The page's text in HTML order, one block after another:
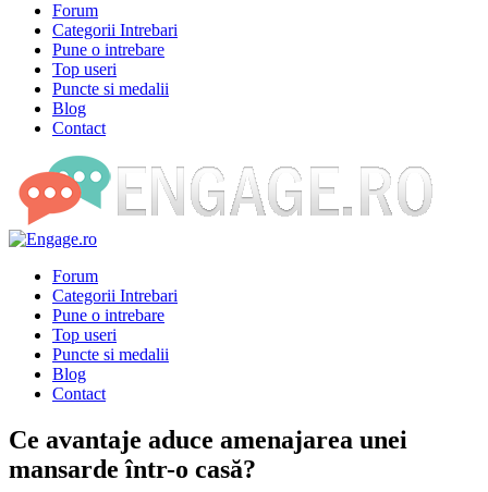
Forum
Categorii Intrebari
Pune o intrebare
Top useri
Puncte si medalii
Blog
Contact
Forum
Categorii Intrebari
Pune o intrebare
Top useri
Puncte si medalii
Blog
Contact
Ce avantaje aduce amenajarea unei
mansarde într-o casă?